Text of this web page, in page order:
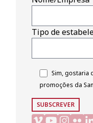
Tipo de
Sim, gostaria
promoções da
SUBSCREVER